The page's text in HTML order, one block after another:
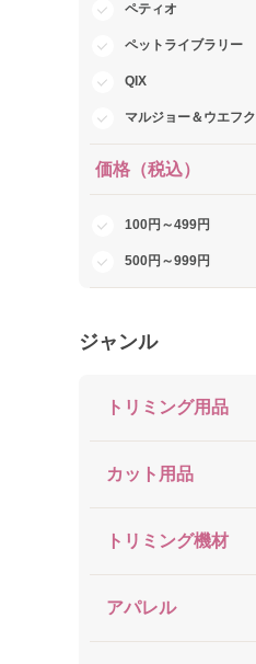
ペティオ
ペットライブラリー
QIX
マルジョー＆ウエフク
価格（税込）
100円～499円
500円～999円
ジャンル
トリミング用品
カット用品
トリミング機材
アパレル